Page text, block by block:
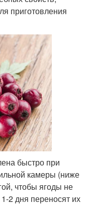
приготовления
быстро при
камеры (ниже
чтобы ягоды не
2 дня переносят их